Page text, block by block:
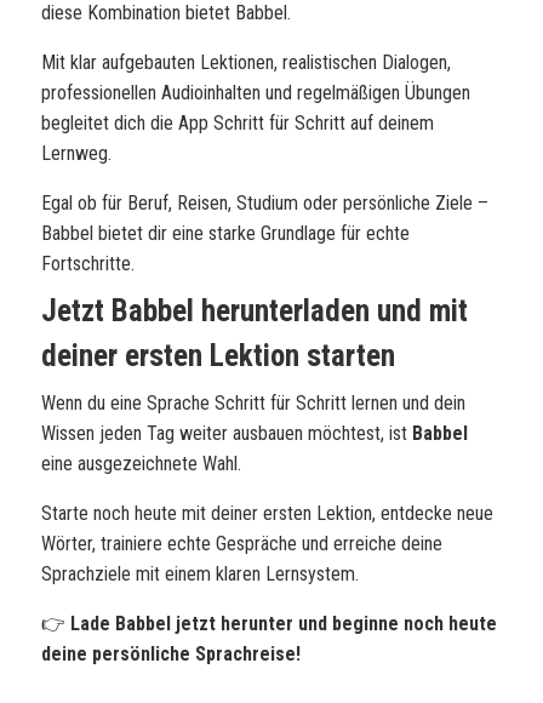
diese Kombination bietet Babbel.
Mit klar aufgebauten Lektionen, realistischen Dialogen,
professionellen Audioinhalten und regelmäßigen Übungen
begleitet dich die App Schritt für Schritt auf deinem
Lernweg.
Egal ob für Beruf, Reisen, Studium oder persönliche Ziele –
Babbel bietet dir eine starke Grundlage für echte
Fortschritte.
Jetzt Babbel herunterladen und mit
deiner ersten Lektion starten
Wenn du eine Sprache Schritt für Schritt lernen und dein
Wissen jeden Tag weiter ausbauen möchtest, ist Babbel
eine ausgezeichnete Wahl.
Starte noch heute mit deiner ersten Lektion, entdecke neue
Wörter, trainiere echte Gespräche und erreiche deine
Sprachziele mit einem klaren Lernsystem.
👉 Lade Babbel jetzt herunter und beginne noch heute
deine persönliche Sprachreise!